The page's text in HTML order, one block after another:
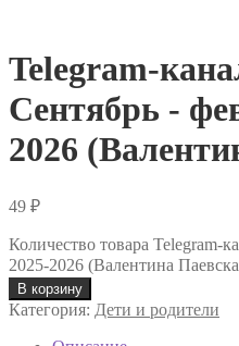
Telegram-
Сентябрь -
2026
49 ₽
Количество товара Telegram-
2025-2026 (Валентина
В корзину
Категория: Дети и родители